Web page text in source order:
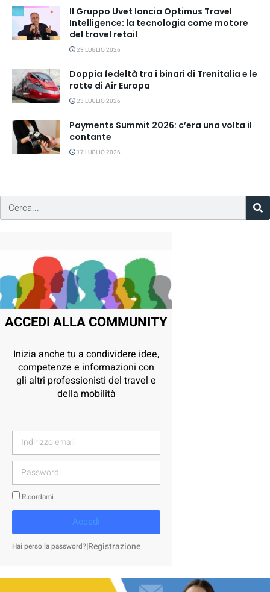
Il Gruppo Uvet lancia Optimus Travel
Intelligence: la tecnologia come motore
del travel retail
23 LUGLIO 2026
Doppia fedeltà tra i binari di Trenitalia e le
rotte di Air Europa
23 LUGLIO 2026
Payments Summit 2026: c’era una volta il
contante
17 LUGLIO 2026
ACCEDI ALLA COMMUNITY
Inizia anche tu a condividere idee,
competenze e informazioni con
gli altri professionisti del travel e
della mobilità
Ricordami
Accedi
Hai perso la password?|Registrazione